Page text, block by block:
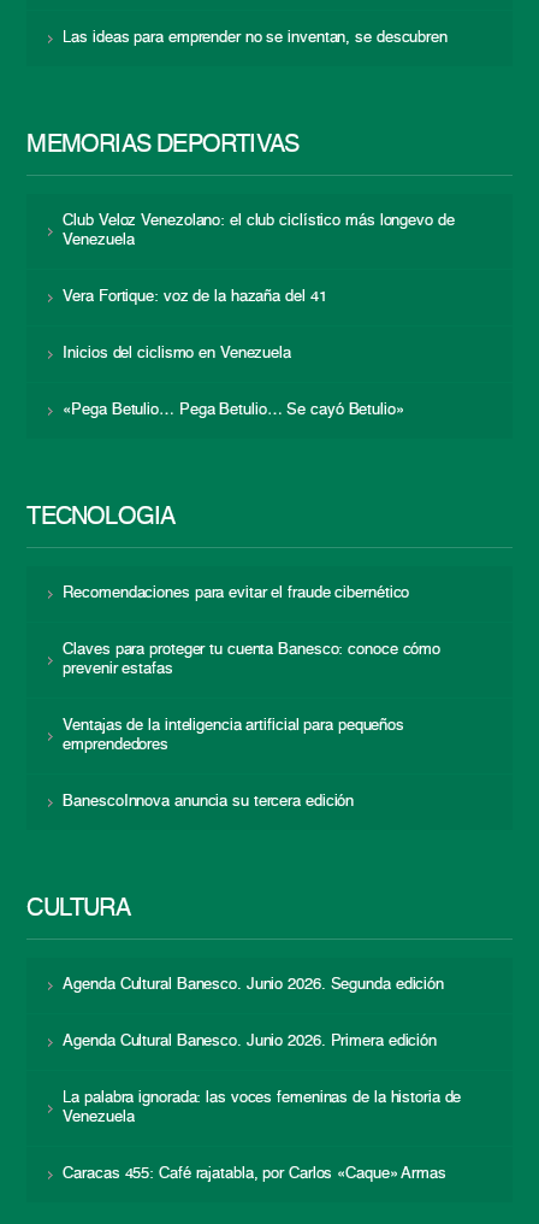
Las ideas para emprender no se inventan, se descubren
MEMORIAS DEPORTIVAS
Club Veloz Venezolano: el club ciclístico más longevo de
Venezuela
Vera Fortique: voz de la hazaña del 41
Inicios del ciclismo en Venezuela
«Pega Betulio… Pega Betulio… Se cayó Betulio»
TECNOLOGÍA
Recomendaciones para evitar el fraude cibernético
Claves para proteger tu cuenta Banesco: conoce cómo
prevenir estafas
Ventajas de la inteligencia artificial para pequeños
emprendedores
BanescoInnova anuncia su tercera edición
CULTURA
Agenda Cultural Banesco. Junio 2026. Segunda edición
Agenda Cultural Banesco. Junio 2026. Primera edición
La palabra ignorada: las voces femeninas de la historia de
Venezuela
Caracas 455: Café rajatabla, por Carlos «Caque» Armas